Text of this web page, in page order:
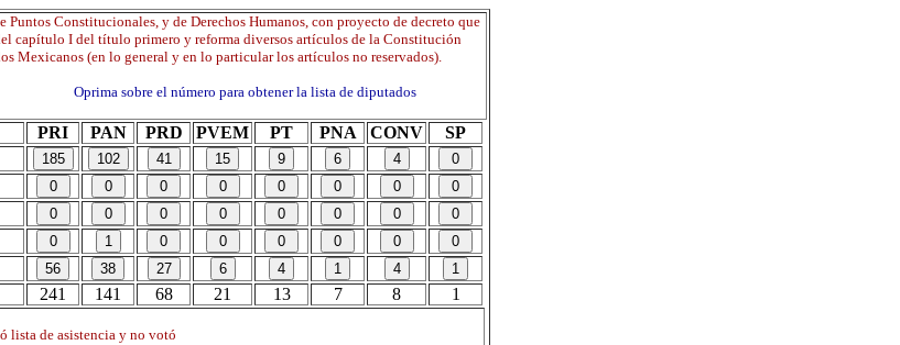
Puntos Constitucionales, y de Derechos Humanos, con proyecto de decreto que
capítulo I del título primero y reforma diversos artículos de la Constitución
Mexicanos (en lo general y en lo particular los artículos no reservados).
Oprima sobre el número para obtener la lista de diputados
PRI PAN PRD PVEM PT PNA CONV
SP
241 141 68 21 13 7 8 1
lista de asistencia y no votó